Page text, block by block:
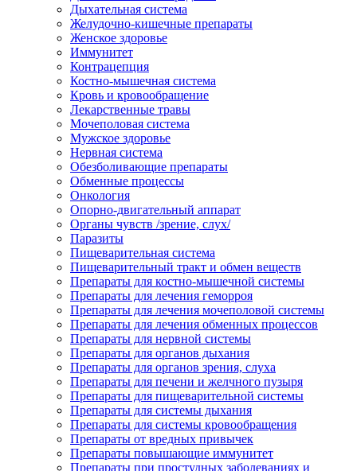
Дыхательная система
Желудочно-кишечные препараты
Женское здоровье
Иммунитет
Контрацепция
Костно-мышечная система
Кровь и кровообращение
Лекарственные травы
Мочеполовая система
Мужское здоровье
Нервная система
Обезболивающие препараты
Обменные процессы
Онкология
Опорно-двигательный аппарат
Органы чувств /зрение, слух/
Паразиты
Пищеварительная система
Пищеварительный тракт и обмен веществ
Препараты для костно-мышечной системы
Препараты для лечения геморроя
Препараты для лечения мочеполовой системы
Препараты для лечения обменных процессов
Препараты для нервной системы
Препараты для органов дыхания
Препараты для органов зрения, слуха
Препараты для печени и желчного пузыря
Препараты для пищеварительной системы
Препараты для системы дыхания
Препараты для системы кровообращения
Препараты от вредных привычек
Препараты повышающие иммунитет
Препараты при простудных заболеваниях и